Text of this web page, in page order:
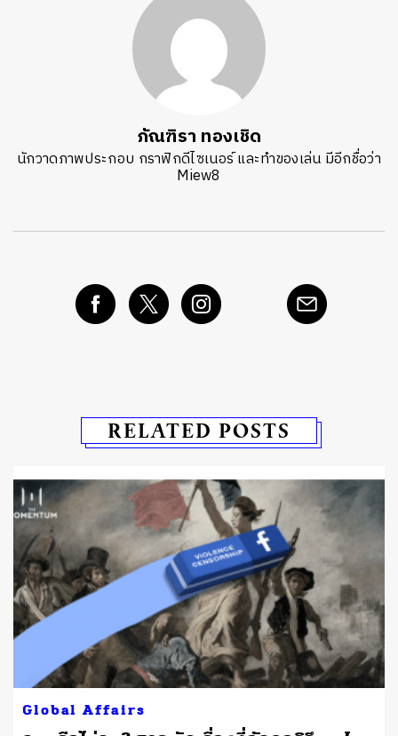
ภัณฑิรา ทองเชิด
นักวาดภาพประกอบ กราฟิกดีไซเนอร์ และทำของเล่น มีอีกชื่อว่า
Miew8
RELATED POSTS
Global Affairs